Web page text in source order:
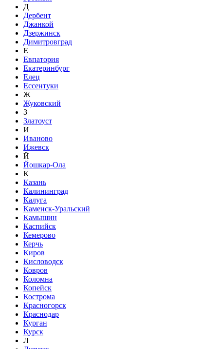
Д
Дербент
Джанкой
Дзержинск
Димитровград
Е
Евпатория
Екатеринбург
Елец
Ессентуки
Ж
Жуковский
З
Златоуст
И
Иваново
Ижевск
Й
Йошкар-Ола
К
Казань
Калининград
Калуга
Каменск-Уральский
Камышин
Каспийск
Кемерово
Керчь
Киров
Кисловодск
Ковров
Коломна
Копейск
Кострома
Красногорск
Краснодар
Курган
Курск
Л